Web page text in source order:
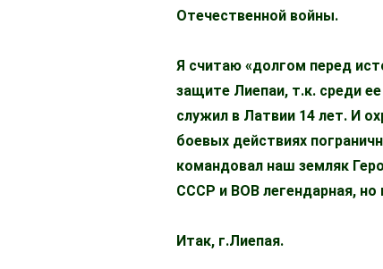
Отечественной войны.
Я считаю «долгом перед
защите Лиепаи, т.к. среди
служил в Латвии 14 лет. И
боевых действиях
командовал наш земляк
СССР и ВОВ легендарная, но
Итак, г.Лиепая.